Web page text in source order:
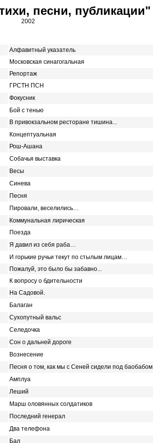
песни, публикации"
2002
Алфавитный указатель
Московская синагогальная
Репортаж
ГРСТН ПСН
Фокусник
Бой с тенью
В привокзальном ресторане тишина...
Концептуальная
Рош-Ашана
Собачья выставка
Весы
Синева
Песня
Пировали, веселились…
Коммунальная лирическая
Поезда
Я давил из себя раба…
И горькие ручьи текут по стылым лицам…
Пожалуй, это было бы забавно...
К вопросу о бдительности
На Садовой.
Балаган
Сухопутный вальс
Селедочка
Сон о дальней дороге
Вознесение
Песня о том, как мы с Сеней сидели под баобабом
Амплуа
Леший
Марш оловянных солдатиков
Последний генерал
Два телефона
Бал